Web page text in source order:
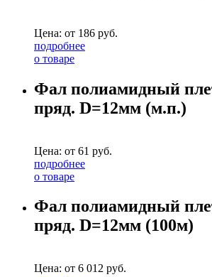
Цена: от 186 руб.
подробнее
о товаре
Фал полиамидный
пряд. D=12мм (м.п.)
Цена: от 61 руб.
подробнее
о товаре
Фал полиамидный
пряд. D=12мм (100м)
Цена: от 6 012 руб.